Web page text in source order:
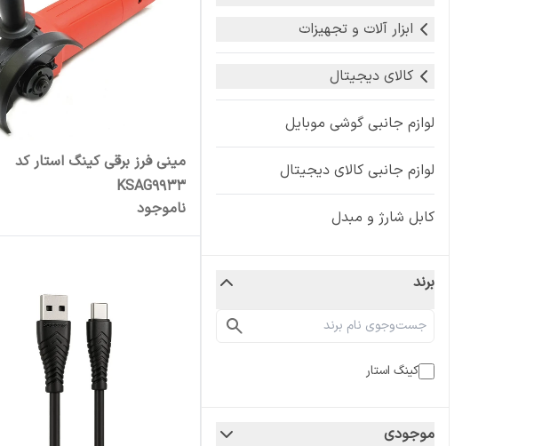
ابزار آلات و تجهیزات
کالای دیجیتال
لوازم جانبی گوشی موبایل
لوازم جانبی کالای دیجیتال
کابل شارژ و مبدل
برند
کینگ استار
موجودی
مینی فرز برقی کینگ استار کد
KSAG9933
ناموجود